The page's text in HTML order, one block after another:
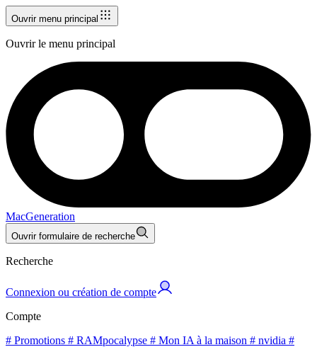
Ouvrir menu principal
Ouvrir le menu principal
MacGeneration
Ouvrir formulaire de recherche
Recherche
Connexion ou création de compte
Compte
# Promotions # RAMpocalypse # Mon IA à la maison # nvidia #